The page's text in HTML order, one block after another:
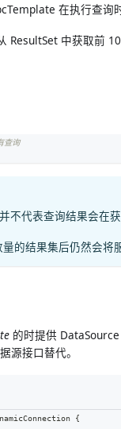
在执行查询
中获取前
查询
不代表查询结果会在
的结果集后仍然会将
的时提供
源接口替代。
{